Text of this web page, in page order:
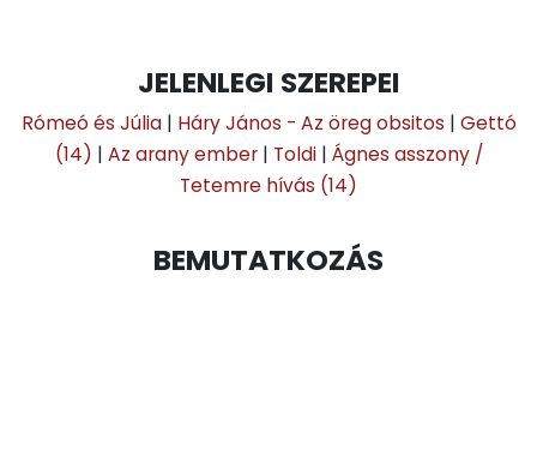
JELENLEGI SZEREPEI
Rómeó és Júlia| Háry János - Az öreg obsitos | Gettó
(14) | Az arany ember| Toldi| Ágnes asszony /
Tetemre hívás (14)
BEMUTATKOZÁS